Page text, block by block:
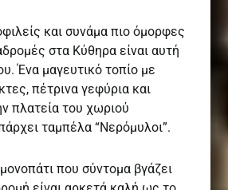
και συνάμα πιο όμορφες
στα Κύθηρα είναι αυτή
Ένα μαγευτικό τοπίο με
πέτρινα γεφύρια και
πλατεία του χωριού
ταμπέλα “Νερόμυλοι”.
που σύντομα βγάζει